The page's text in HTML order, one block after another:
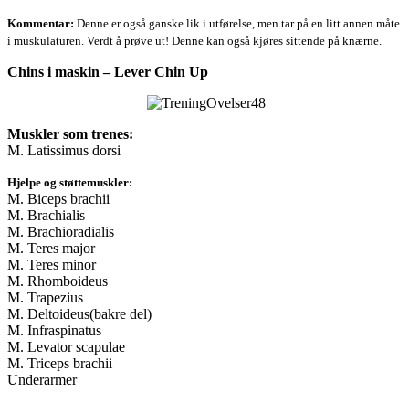
Kommentar: Denne er også ganske lik i utførelse, men tar på en litt annen måte
i muskulaturen. Verdt å prøve ut! Denne kan også kjøres sittende på knærne.
Chins i maskin – Lever Chin Up
Muskler som trenes:
M. Latissimus dorsi
Hjelpe og støttemuskler:
M. Biceps brachii
M. Brachialis
M. Brachioradialis
M. Teres major
M. Teres minor
M. Rhomboideus
M. Trapezius
M. Deltoideus(bakre del)
M. Infraspinatus
M. Levator scapulae
M. Triceps brachii
Underarmer